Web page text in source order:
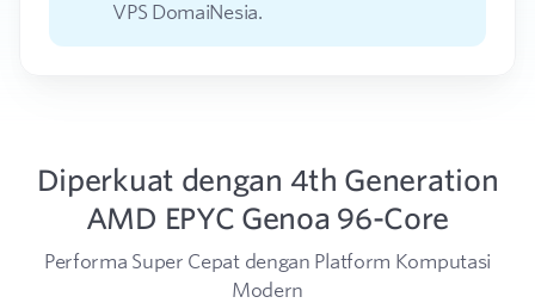
VPS DomaiNesia.
Diperkuat dengan 4th Generation
AMD EPYC Genoa 96-Core
Performa Super Cepat dengan Platform Komputasi
Modern